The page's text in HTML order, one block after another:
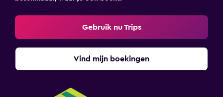
Gebruik nu Trips
Vind mijn boekingen